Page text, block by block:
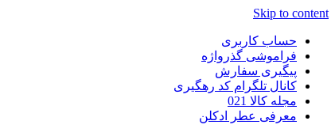
Skip to content
حساب کاربری
فراموشی گذرواژه
پیگیری سفارش
کانال تلگرام کد رهگیری
مجله کالا 021
معرفی عطر ادکلن